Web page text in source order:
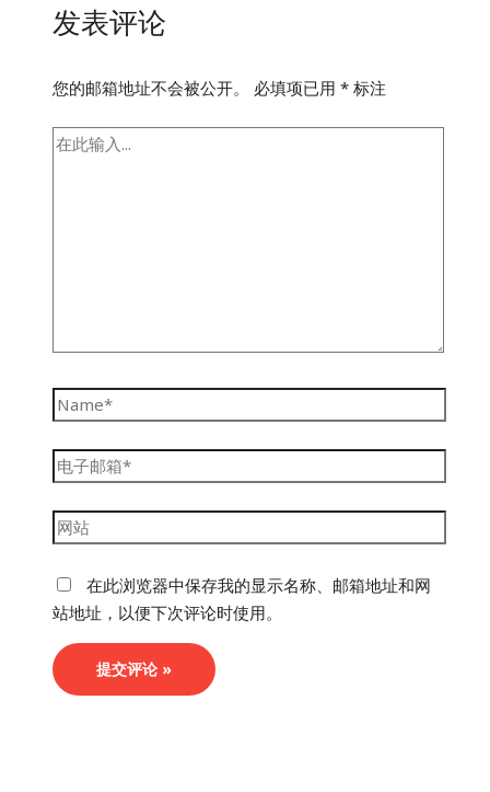
发表评论
您的邮箱地址不会被公开。 必填项已用* 标注
在
Name*
电
子
邮
箱
网
站
在此浏览器中保存我的显示名称、邮箱地址和网
站地址，以便下次评论时使用。